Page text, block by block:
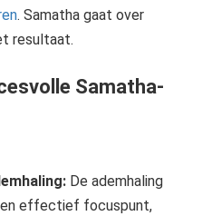
. Samatha gaat over
resultaat.
Samatha-
De ademhaling
en effectief focuspunt,